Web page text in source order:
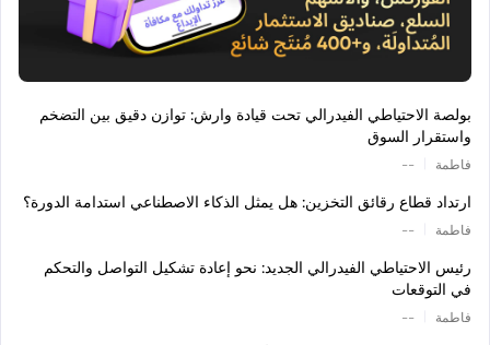
بولصة الاحتياطي الفيدرالي تحت قيادة وارش: توازن دقيق بين التضخم
واستقرار السوق
فاطمة --
ارتداد قطاع رقائق التخزين: هل يمثل الذكاء الاصطناعي استدامة الدورة؟
فاطمة --
رئيس الاحتياطي الفيدرالي الجديد: نحو إعادة تشكيل التواصل والتحكم
في التوقعات
فاطمة --